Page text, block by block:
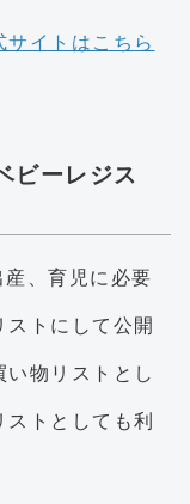
イトはこちら
ビーレジス
産、育児に必要
トにして公開
物リストとし
トとしても利